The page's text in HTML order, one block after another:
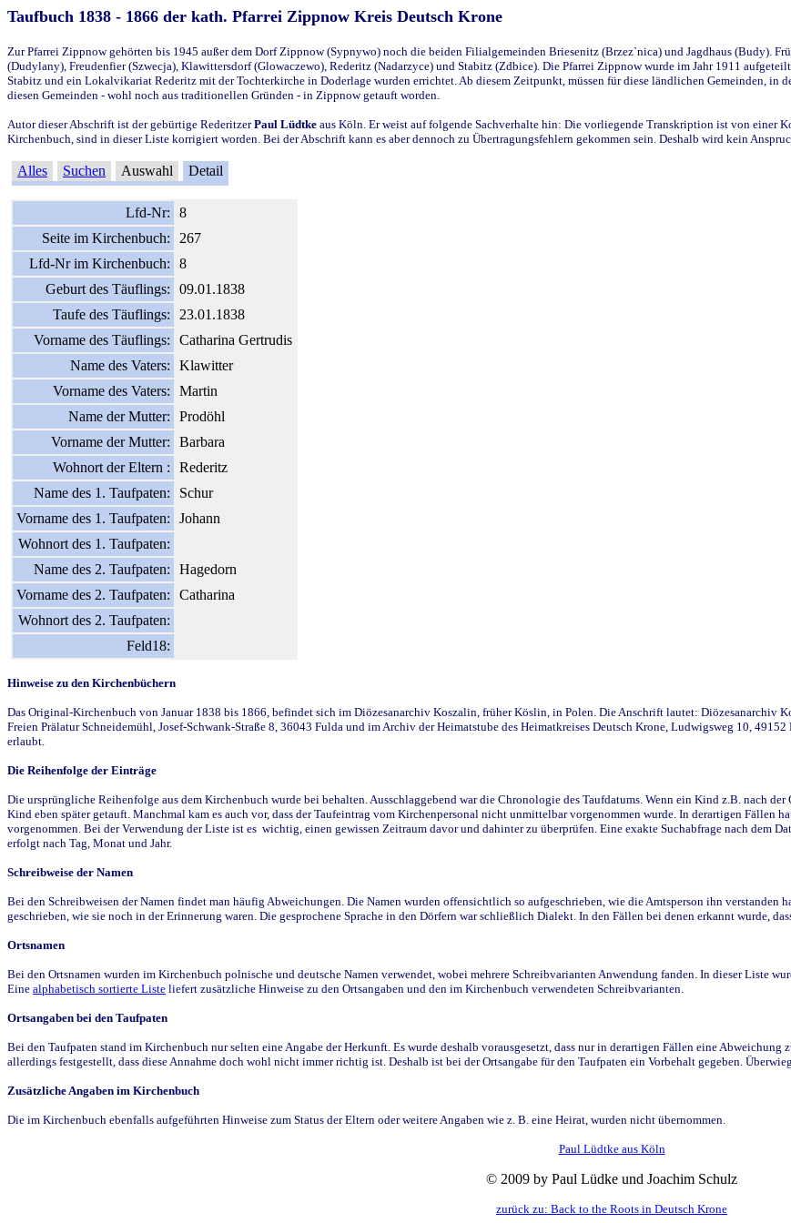
Taufbuch 1838 - 1866 der kath. Pfarrei Zippnow Kreis Deutsch Krone
Zur Pfarrei Zippnow gehörten bis 1945 außer dem Dorf Zippnow (Sypnywo) noch die beiden Filialgemeinden Briesenitz (Brzez`nica) und Jagdhaus (Budy).
(Dudylany), Freudenfier (Szwecja), Klawittersdorf (Glowaczewo), Rederitz (Nadarzyce) und Stabitz (Zdbice). Die Pfarrei Zippnow wurde im Jahr 1911
Stabitz und ein Lokalvikariat Rederitz mit der Tochterkirche in Doderlage wurden errichtet. Ab diesem Zeitpunkt, müssen für diese ländlichen Gemeinden, in
diesen Gemeinden - wohl noch aus traditionellen Gründen - in Zippnow getauft worden.
Autor dieser Abschrift ist der gebürtige RederitzerPaul Lüdtke aus Köln. Er weist auf folgende Sachverhalte hin: Die vorliegende Transkription ist von einer
Kirchenbuch, sind in dieser Liste korrigiert worden. Bei der Abschrift kann es aber dennoch zu Übertragungsfehlern gekommen sein. Deshalb wird kein
Alles Suchen Auswahl Detail
Lfd-Nr:
8
Seite im Kirchenbuch:
267
Lfd-Nr im Kirchenbuch:
8
Geburt des Täuflings:
09.01.1838
Taufe des Täuflings:
23.01.1838
Vorname des Täuflings:
Catharina Gertrudis
Name des Vaters:
Klawitter
Vorname des Vaters:
Martin
Name der Mutter:
Prodöhl
Vorname der Mutter:
Barbara
Wohnort der Eltern :
Rederitz
Name des 1. Taufpaten:
Schur
Vorname des 1. Taufpaten:
Johann
Wohnort des 1. Taufpaten:
Name des 2. Taufpaten:
Hagedorn
Vorname des 2. Taufpaten:
Catharina
Wohnort des 2. Taufpaten:
Feld18:
Hinweise zu den Kirchenbüchern
Das Original-Kirchenbuch von Januar 1838 bis 1866, befindet sich im Diözesanarchiv Koszalin, früher Köslin, in Polen. Die Anschrift lautet: Diözesanarchiv
Freien Prälatur Schneidemühl, Josef-Schwank-Straße 8, 36043 Fulda und im Archiv der Heimatstube des Heimatkreises Deutsch Krone, Ludwigsweg 10,
erlaubt.
Die Reihenfolge der Einträge
Die ursprüngliche Reihenfolge aus dem Kirchenbuch wurde bei behalten. Ausschlaggebend war die Chronologie des Taufdatums. Wenn ein Kind z.B. nach
Kind eben später getauft. Manchmal kam es auch vor, dass der Taufeintrag vom Kirchenpersonal nicht unmittelbar vorgenommen wurde. In derartigen Fällen
vorgenommen. Bei der Verwendung der Liste ist es wichtig, einen gewissen Zeitraum davor und dahinter zu überprüfen. Eine exakte Suchabfrage nach dem
erfolgt nach Tag, Monat und Jahr.
Schreibweise der Namen
Bei den Schreibweisen der Namen findet man häufig Abweichungen. Die Namen wurden offensichtlich so aufgeschrieben, wie die Amtsperson ihn verstanden
geschrieben, wie sie noch in der Erinnerung waren. Die gesprochene Sprache in den Dörfern war schließlich Dialekt. In den Fällen bei denen erkannt wurde,
Ortsnamen
Bei den Ortsnamen wurden im Kirchenbuch polnische und deutsche Namen verwendet, wobei mehrere Schreibvarianten Anwendung fanden. In dieser Liste
Eine alphabetisch sortierte Liste liefert zusätzliche Hinweise zu den Ortsangaben und den im Kirchenbuch verwendeten Schreibvarianten.
Ortsangaben bei den Taufpaten
Bei den Taufpaten stand im Kirchenbuch nur selten eine Angabe der Herkunft. Es wurde deshalb vorausgesetzt, dass nur in derartigen Fällen eine
allerdings festgestellt, dass diese Annahme doch wohl nicht immer richtig ist. Deshalb ist bei der Ortsangabe für den Taufpaten ein Vorbehalt gegeben.
Zusätzliche Angaben im Kirchenbuch
Die im Kirchenbuch ebenfalls aufgeführten Hinweise zum Status der Eltern oder weitere Angaben wie z. B. eine Heirat, wurden nicht übernommen.
Paul Lüdtke aus Köln
© 2009 by Paul Lüdke und Joachim Schulz
zurück zu: Back to the Roots in Deutsch Krone